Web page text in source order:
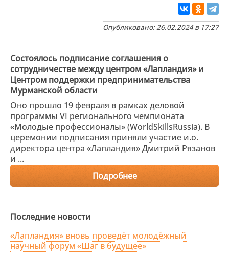
Опубликовано: 26.02.2024 в 17:27
Состоялось подписание соглашения о
сотрудничестве между центром «Лапландия» и
Центром поддержки предпринимательства
Мурманской области
Оно прошло 19 февраля в рамках деловой
программы VI регионального чемпионата
«Молодые профессионалы» (WorldSkillsRussia). В
церемонии подписания приняли участие и.о.
директора центра «Лапландия» Дмитрий Рязанов
и ...
Подробнее
Последние новости
«Лапландия» вновь проведёт молодёжный
научный форум «Шаг в будущее»